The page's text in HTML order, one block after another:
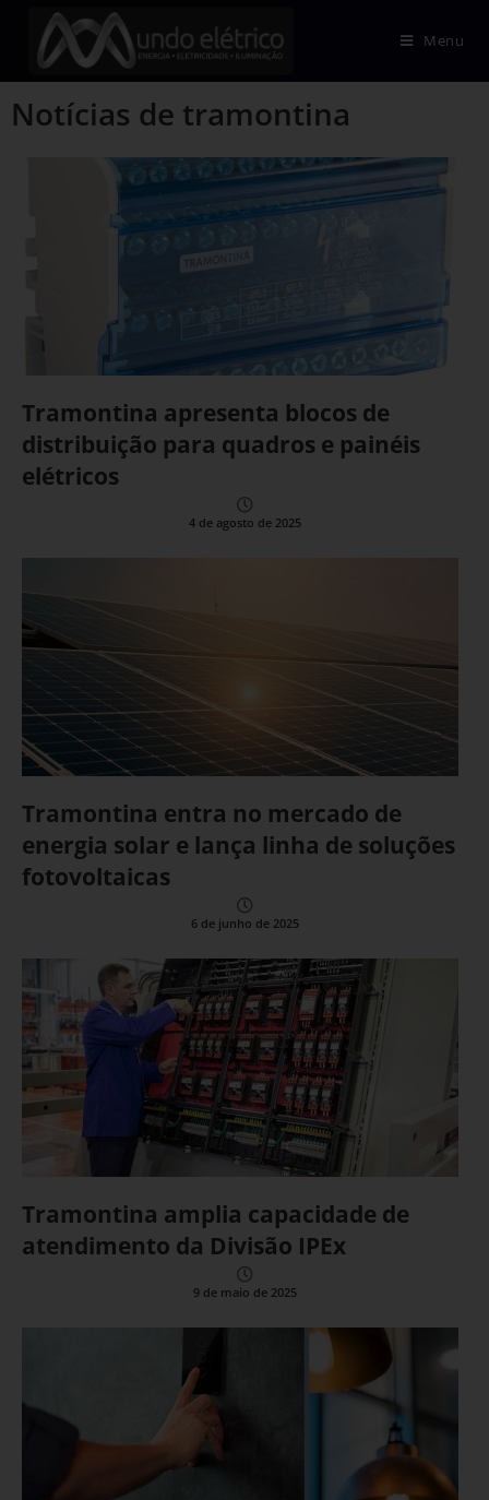
Menu
Notícias de tramontina
Tramontina apresenta blocos de
distribuição para quadros e painéis
elétricos
4 de agosto de 2025
Tramontina entra no mercado de
energia solar e lança linha de soluções
fotovoltaicas
6 de junho de 2025
Tramontina amplia capacidade de
atendimento da Divisão IPEx
9 de maio de 2025